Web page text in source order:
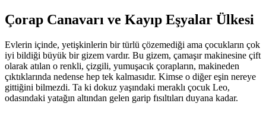
Çorap Canavarı ve Kayıp Eşyalar Ülkesi​
Evlerin içinde, yetişkinlerin bir türlü çözemediği ama çocukların çok
iyi bildiği büyük bir gizem vardır. Bu gizem, çamaşır makinesine çift
olarak atılan o renkli, çizgili, yumuşacık çorapların, makineden
çıktıklarında nedense hep tek kalmasıdır. Kimse o diğer eşin nereye
gittiğini bilmezdi. Ta ki dokuz yaşındaki meraklı çocuk Leo,
odasındaki yatağın altından gelen garip fısıltıları duyana kadar.